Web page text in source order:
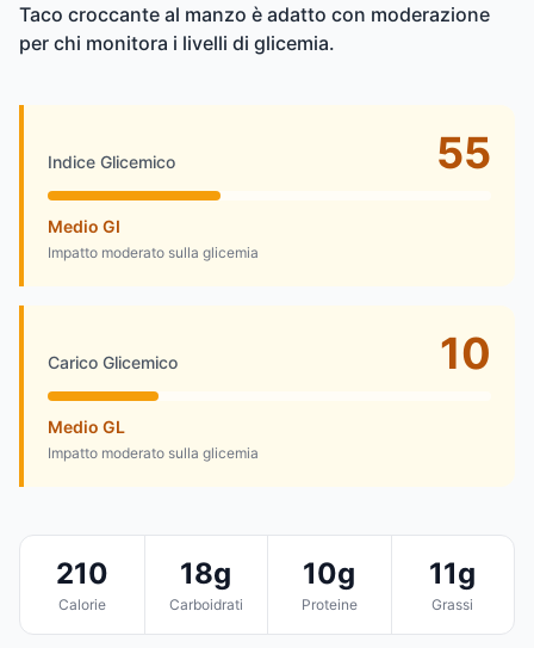
Taco croccante al manzo è adatto con moderazione
per chi monitora i livelli di glicemia.
Indice Glicemico 55
Medio GI
Impatto moderato sulla glicemia
Carico Glicemico 10
Medio GL
Impatto moderato sulla glicemia
210
Calorie
18g
Carboidrati
10g
Proteine
11g
Grassi